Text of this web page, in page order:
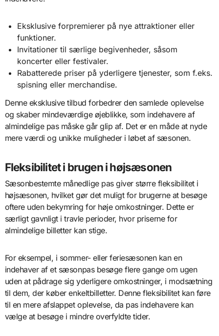
Eksklusive forpremierer på nye attraktioner eller
funktioner.
Invitationer til særlige begivenheder, såsom
koncerter eller festivaler.
Rabatterede priser på yderligere tjenester, som f.eks.
spisning eller merchandise.
Denne eksklusive tilbud forbedrer den samlede oplevelse
og skaber mindeværdige øjeblikke, som indehavere af
almindelige pas måske går glip af. Det er en måde at nyde
mere værdi og unikke muligheder i løbet af sæsonen.
Fleksibilitet i brugen i højsæsonen
Sæsonbestemte månedlige pas giver større fleksibilitet i
højsæsonen, hvilket gør det muligt for brugerne at besøge
oftere uden bekymring for høje omkostninger. Dette er
særligt gavnligt i travle perioder, hvor priserne for
almindelige billetter kan stige.
For eksempel, i sommer- eller feriesæsonen kan en
indehaver af et sæsonpas besøge flere gange om ugen
uden at pådrage sig yderligere omkostninger, i modsætning
til dem, der køber enkeltbilletter. Denne fleksibilitet kan føre
til en mere afslappet oplevelse, da pas indehavere kan
vælge at besøge i mindre overfyldte tider.